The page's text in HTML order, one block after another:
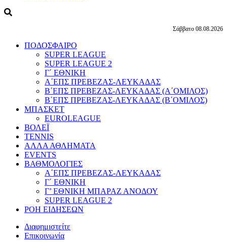
Σάββατο 08.08.2026
ΠΟΔΟΣΦΑΙΡΟ
SUPER LEAGUE
SUPER LEAGUE 2
Γ΄ ΕΘΝΙΚΗ
Α΄ΕΠΣ ΠΡΕΒΕΖΑΣ-ΛΕΥΚΑΔΑΣ
Β΄ΕΠΣ ΠΡΕΒΕΖΑΣ-ΛΕΥΚΑΔΑΣ (Α΄ΟΜΙΛΟΣ)
Β΄ΕΠΣ ΠΡΕΒΕΖΑΣ-ΛΕΥΚΑΔΑΣ (Β΄ΟΜΙΛΟΣ)
ΜΠΑΣΚΕΤ
EUROLEAGUE
ΒΟΛΕΪ
TENNIS
ΑΛΛΑ ΑΘΛΗΜΑΤΑ
EVENTS
ΒΑΘΜΟΛΟΓΙΕΣ
Α΄ΕΠΣ ΠΡΕΒΕΖΑΣ-ΛΕΥΚΑΔΑΣ
Γ΄ ΕΘΝΙΚΗ
Γ’ ΕΘΝΙΚΗ ΜΠΑΡΑΖ ΑΝΟΔΟΥ
SUPER LEAGUE 2
ΡΟΗ ΕΙΔΗΣΕΩΝ
Διαφημιστείτε
Επικοινωνία